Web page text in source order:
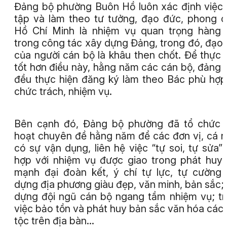
Đảng bộ phường Buôn Hồ luôn xác định việc
tập và làm theo tư tưởng, đạo đức, phong
Hồ Chí Minh là nhiệm vụ quan trọng hàng
trong công tác xây dựng Đảng, trong đó, đạo
của người cán bộ là khâu then chốt. Để thực
tốt hơn điều này, hằng năm các cán bộ, đảng
đều thực hiện đăng ký làm theo Bác phù
chức trách, nhiệm vụ.
Bên cạnh đó, Đảng bộ phường đã tổ chức
hoạt chuyên đề hằng năm để các đơn vị, cá
có sự vận dụng, liên hệ việc “tự soi, tự sửa”
hợp với nhiệm vụ được giao trong phát huy
mạnh đại đoàn kết, ý chí tự lực, tự cường
dựng địa phương giàu đẹp, văn minh, bản sắc;
dựng đội ngũ cán bộ ngang tầm nhiệm vụ;
việc bảo tồn và phát huy bản sắc văn hóa các
tộc trên địa bàn...